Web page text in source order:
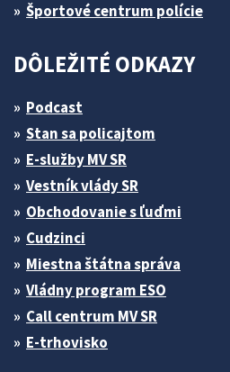
Športové centrum polície
DÔLEŽITÉ ODKAZY
Podcast
Stan sa policajtom
E-služby MV SR
Vestník vlády SR
Obchodovanie s ľuďmi
Cudzinci
Miestna štátna správa
Vládny program ESO
Call centrum MV SR
E-trhovisko